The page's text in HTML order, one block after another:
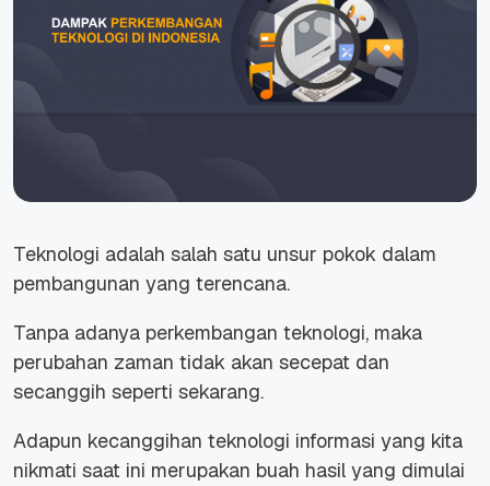
Teknologi adalah salah satu unsur pokok dalam
pembangunan yang terencana.
Tanpa adanya perkembangan teknologi, maka
perubahan zaman tidak akan secepat dan
secanggih seperti sekarang.
Adapun kecanggihan teknologi informasi yang kita
nikmati saat ini merupakan buah hasil yang dimulai